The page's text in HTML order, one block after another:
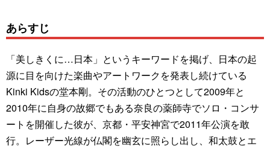
あらすじ
「美しきくに…日本」というキーワードを掲げ、日本の起
源に目を向けた楽曲やアートワークを発表し続けている
Kinki Kidsの堂本剛。その活動のひとつとして2009年と
2010年に自身の故郷でもある奈良の薬師寺でソロ・コンサ
ートを開催した彼が、京都・平安神宮で2011年公演を敢
行。レーザー光線が仏閣を幽玄に照らし出し、和太鼓とエ